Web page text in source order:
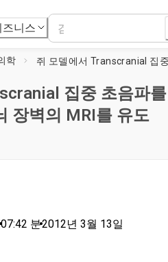
즈니스
학
집중 초음파를
장벽의 MRI를 유도
07:42 분•2012년 3월 13일